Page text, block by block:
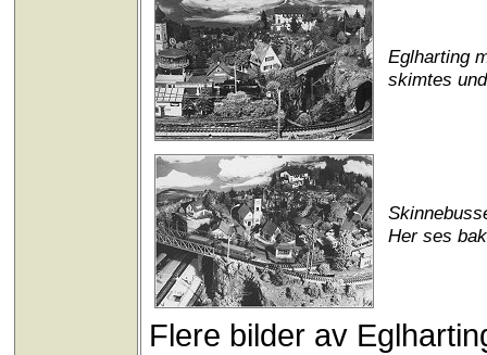
Eglharting
skimtes
Her ses
Flere bilder av